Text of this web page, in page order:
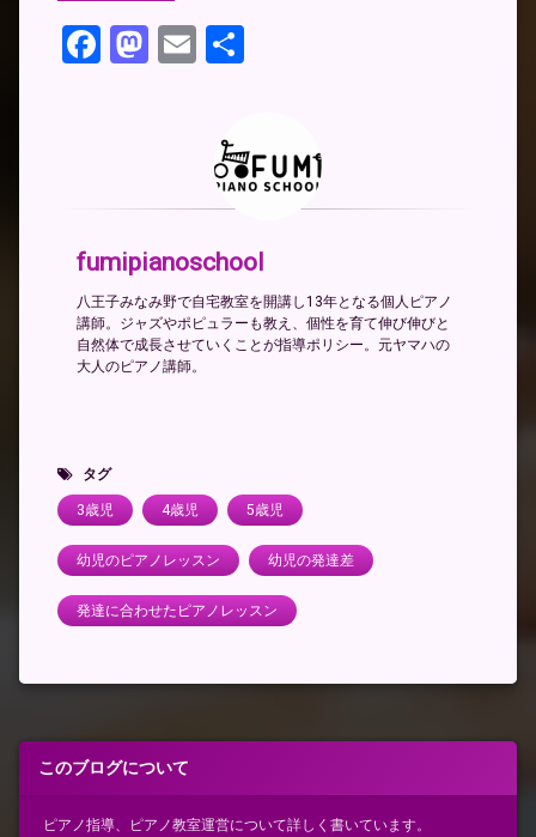
Facebook
Mastodon
Email
fumipianoschool
八王子みなみ野で自宅教室を開講し13年となる個人ピアノ
講師。ジャズやポピュラーも教え、個性を育て伸び伸びと
自然体で成長させていくことが指導ポリシー。元ヤマハの
大人のピアノ講師。
タグ
3歳児 4歳児 5歳児
幼児のピアノレッスン 幼児の発達差
発達に合わせたピアノレッスン
このブログについて
ピアノ指導、ピアノ教室運営について詳しく書いています。